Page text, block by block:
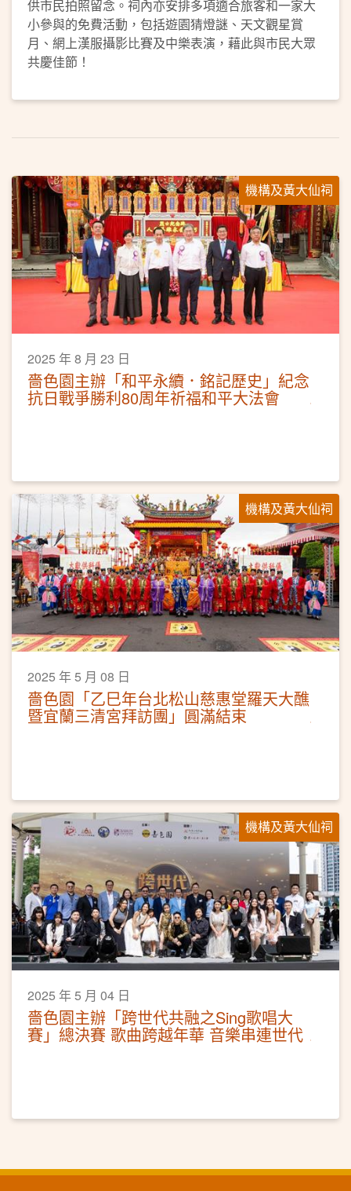
供市民拍照留念。祠內亦安排多項適合旅客和一家大
小參與的免費活動，包括遊園猜燈謎、天文觀星賞
月、網上漢服攝影比賽及中樂表演，藉此與市民大眾
共慶佳節！
機構及黃大仙祠
2025 年 8 月 23 日
嗇色園主辦「和平永續．銘記歷史」紀念
抗日戰爭勝利80周年祈福和平大法會
機構及黃大仙祠
2025 年 5 月 08 日
嗇色園「乙巳年台北松山慈惠堂羅天大醮
暨宜蘭三清宮拜訪團」圓滿結束
機構及黃大仙祠
2025 年 5 月 04 日
嗇色園主辦「跨世代共融之Sing歌唱大
賽」總決賽 歌曲跨越年華 音樂串連世代